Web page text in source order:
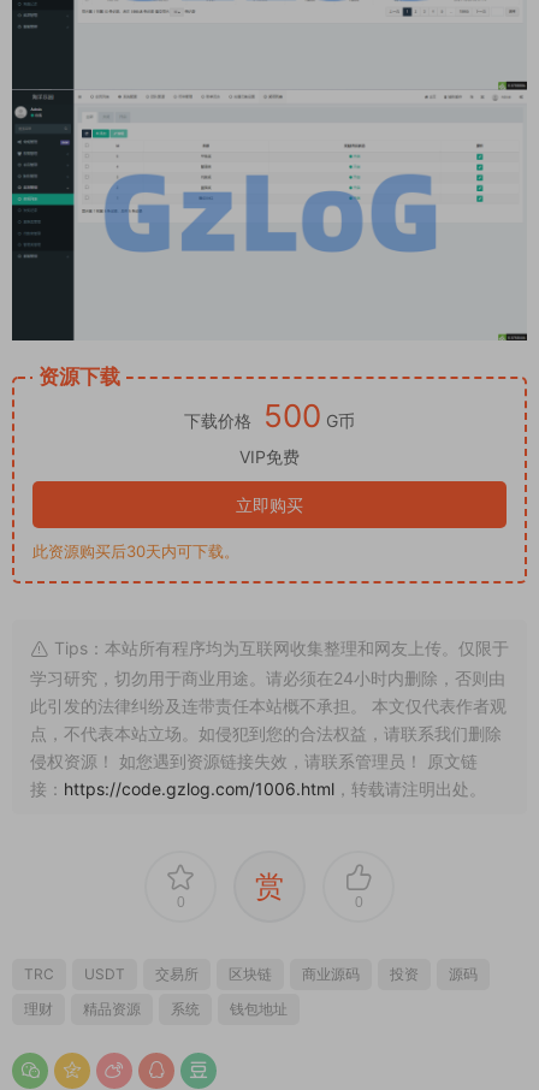
资源下载
下载价格 500 G币
VIP免费
立即购买
此资源购买后30天内可下载。
Tips：本站所有程序均为互联网收集整理和网友上传。仅限于
学习研究，切勿用于商业用途。请必须在24小时内删除，否则由
此引发的法律纠纷及连带责任本站概不承担。 本文仅代表作者观
点，不代表本站立场。如侵犯到您的合法权益，请联系我们删除
侵权资源！ 如您遇到资源链接失效，请联系管理员！ 原文链
接： https://code.gzlog.com/1006.html ，转载请注明出处。
0 赏 0
TRC USDT 交易所 区块链 商业源码 投资
源码
理财
精品资源 系统 钱包地址